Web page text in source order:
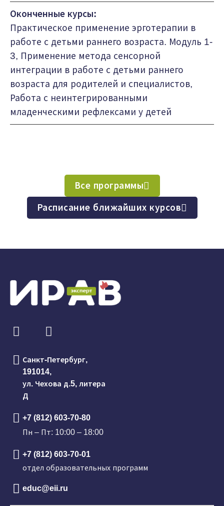
Оконченные курсы:
Практическое применение эрготерапии в
работе с детьми раннего возраста. Модуль 1-
3, Применение метода сенсорной
интеграции в работе с детьми раннего
возраста для родителей и специалистов,
Работа с неинтегрированными
младенческими рефлексами у детей
Все программы
Расписание ближайших курсов
Санкт-Петербург,
191014,
ул. Чехова д.5, литера
Д
+7 (812) 603-70-80
Пн – Пт: 10:00 – 18:00
+7 (812) 603-70-01
отдел образовательных программ
educ@eii.ru